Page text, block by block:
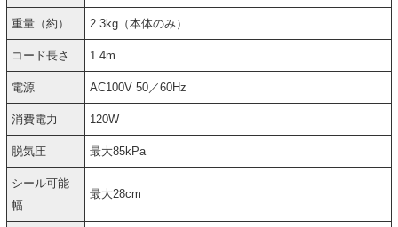
重量（約） 2.3kg（本体のみ）
コード長さ 1.4m
電源 AC100V 50／60Hz
消費電力 120W
脱気圧 最大85kPa
シール可能
幅
最大28cm